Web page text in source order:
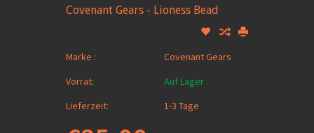
Covenant Gears - Lioness Bead
Marke :
Covenant Gears
Vorrat:
Auf Lager
Lieferzeit:
1-3 Tage